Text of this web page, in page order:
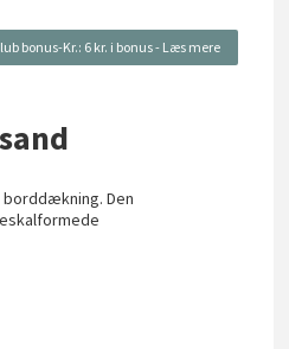
bonus-Kr.: 6 kr. i bonus- Læs mere
Den